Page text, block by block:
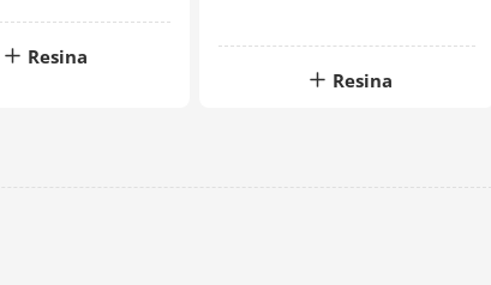
Resina
Resina